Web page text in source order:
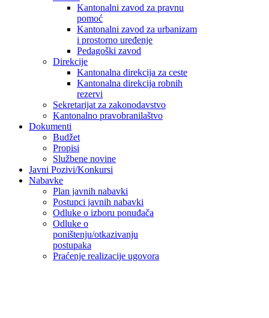
Kantonalni zavod za pravnu
pomoć
Kantonalni zavod za urbanizam
i prostorno uređenje
Pedagoški zavod
Direkcije
Kantonalna direkcija za ceste
Kantonalna direkcija robnih
rezervi
Sekretarijat za zakonodavstvo
Kantonalno pravobranilaštvo
Dokumenti
Budžet
Propisi
Službene novine
Javni Pozivi/Konkursi
Nabavke
Plan javnih nabavki
Postupci javnih nabavki
Odluke o izboru ponuđača
Odluke o
poništenju/otkazivanju
postupaka
Praćenje realizacije ugovora